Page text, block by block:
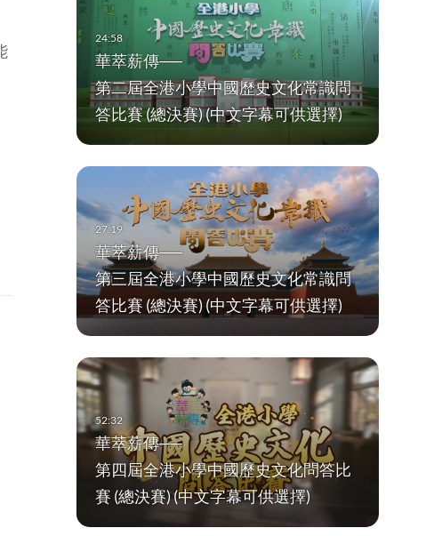
華萃薪傳──
第二屆全港小學中國歷史文化常識問
答比賽 (總決賽) (中文字幕可供選擇)
華萃薪傳──
第三屆全港小學中國歷史文化常識問
答比賽 (總決賽) (中文字幕可供選擇)
華萃薪傳──
第四屆全港小學中國歷史文化問答比
賽 (總決賽) (中文字幕可供選擇)